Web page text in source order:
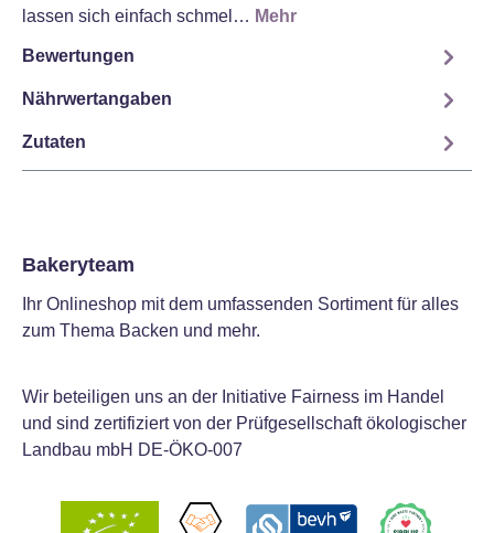
lassen sich einfach schmel… Mehr
Bewertungen
Nährwertangaben
Zutaten
Bakeryteam
Ihr Onlineshop mit dem umfassenden Sortiment für alles
zum Thema Backen und mehr.
Wir beteiligen uns an der Initiative Fairness im Handel
und sind zertifiziert von der Prüfgesellschaft ökologischer
Landbau mbH DE-ÖKO-007